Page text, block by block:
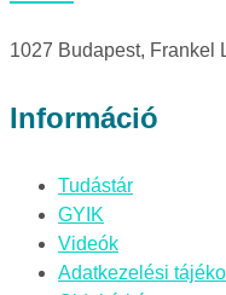
1027 Budapest, Frankel
Információ
Tudástár
GYIK
Videók
Adatkezelési